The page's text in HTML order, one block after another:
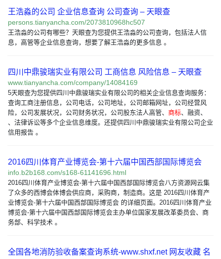
王浩淼的公司 企业信息查询 公司查询 – 天眼查
persons.tianyancha.com/2073810968hc507
王浩淼的公司有哪些？天眼查为您提供王浩淼的公司查询，包括法人信
息，高管等企业信息查询，想要了解王浩淼的更多信息 。
四川中鼎骏瑞实业有限公司 工商信息 风险信息 – 天眼查
www.tianyancha.com/company/14084169
5天眼查为您提供四川中鼎骏瑞实业有限公司的相关企业信息查询服务：
查询工商注册信息，公司电话，公司地址，公司邮箱网址，公司经营风
险，公司发展状况，公司财务状况，公司股东法人高管、 商标、融资、
、法律诉讼等多个企业信息维度。还提供四川中鼎骏瑞实业有限公司企业
信用报告 。
2016四川体育产业博览会-第十六届中国西部国际博览会
info.b2b168.com/s168-61141696.html
2016四川体育产业博览会-第十六届中国西部国际博览会八方资源网云集
了众多的西博会体博会供应商，采购商，制造商。这是 2016四川体育产
业博览会-第十六届中国西部国际博览会 的详细页面。2016四川体育产业
博览会-第十六届中国西部国际博览会主办单位国家发展改革委员会、商
务部、科学技术 。
全国各地消防验收备案查询系统-www.shxf.net 网友收藏 名